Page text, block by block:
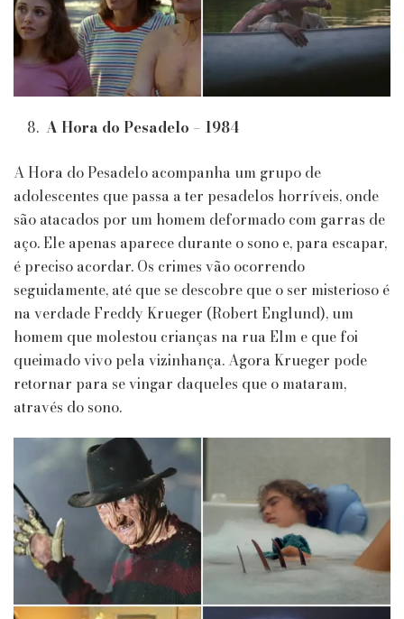
A Hora do Pesadelo – 1984
A Hora do Pesadelo acompanha um grupo de
adolescentes que passa a ter pesadelos horríveis, onde
são atacados por um homem deformado com garras de
aço. Ele apenas aparece durante o sono e, para escapar,
é preciso acordar. Os crimes vão ocorrendo
seguidamente, até que se descobre que o ser misterioso é
na verdade Freddy Krueger (Robert Englund), um
homem que molestou crianças na rua Elm e que foi
queimado vivo pela vizinhança. Agora Krueger pode
retornar para se vingar daqueles que o mataram,
através do sono.